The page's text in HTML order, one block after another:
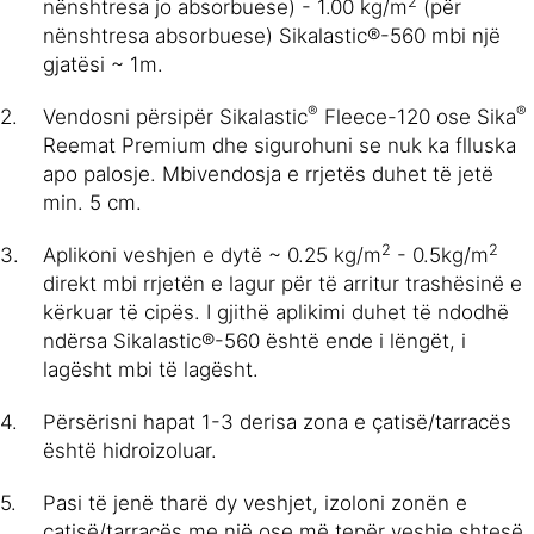
nënshtresa jo absorbuese) - 1.00 kg/m
(për
nënshtresa absorbuese) Sikalastic®-560 mbi një
gjatësi ~ 1m.
Vendosni përsipër Sikalastic® Fleece-120 ose Sika®
Reemat Premium dhe sigurohuni se nuk ka flluska
apo palosje. Mbivendosja e rrjetës duhet të jetë
min. 5 cm.
Aplikoni veshjen e dytë ~ 0.25 kg/m2 - 0.5kg/m2
direkt mbi rrjetën e lagur për të arritur trashësinë e
kërkuar të cipës. I gjithë aplikimi duhet të ndodhë
ndërsa Sikalastic®-560 është ende i lëngët, i
lagësht mbi të lagësht.
Përsërisni hapat 1-3 derisa zona e çatisë/tarracës
është hidroizoluar.
Pasi të jenë tharë dy veshjet, izoloni zonën e